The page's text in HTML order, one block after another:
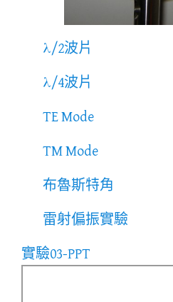
λ/2波片
λ/4波片
TE Mode
TM Mode
布魯斯特角
雷射偏振實驗
實驗03-PPT